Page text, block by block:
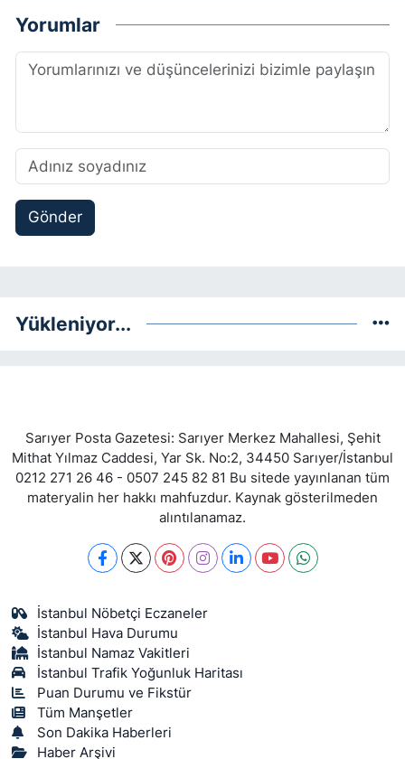
Yorumlar
Gönder
Yükleniyor...
Sarıyer Posta Gazetesi: Sarıyer Merkez Mahallesi, Şehit
Mithat Yılmaz Caddesi, Yar Sk. No:2, 34450 Sarıyer/İstanbul
0212 271 26 46 - 0507 245 82 81 Bu sitede yayınlanan tüm
materyalin her hakkı mahfuzdur. Kaynak gösterilmeden
alıntılanamaz.
İstanbul Nöbetçi Eczaneler
İstanbul Hava Durumu
İstanbul Namaz Vakitleri
İstanbul Trafik Yoğunluk Haritası
Puan Durumu ve Fikstür
Tüm Manşetler
Son Dakika Haberleri
Haber Arşivi